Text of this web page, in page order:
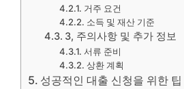
거주 요건
소득 및 재산 기준
3, 주의사항 및 추가 정보
서류 준비
상환 계획
성공적인 대출 신청을 위한 팁